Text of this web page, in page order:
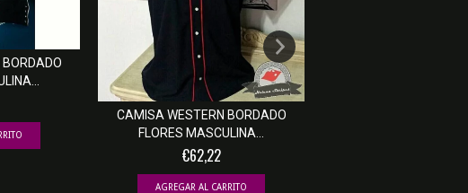
CAMISA WESTERN BORDADO
FLORES MASCULINA...
€62,22
AGREGAR AL CARRITO